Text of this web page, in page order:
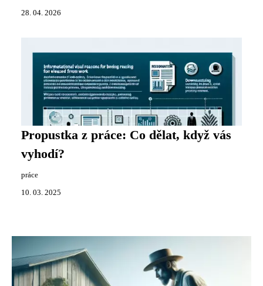
28. 04. 2026
Propustka z práce: Co dělat, když vás
vyhodí?
práce
10. 03. 2025